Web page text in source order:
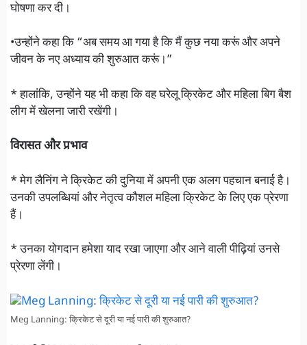
घोषणा कर दी।
•उन्होंने कहा कि “अब समय आ गया है कि मैं कुछ नया करूं और अपने
जीवन के नए अध्याय की शुरुआत करूं।”
* हालांकि, उन्होंने यह भी कहा कि वह घरेलू क्रिकेट और महिला बिग बैश
लीग में खेलना जारी रखेंगी।
विरासत और प्रभाव
* मेग लैनिंग ने क्रिकेट की दुनिया में अपनी एक अलग पहचान बनाई है।
उनकी उपलब्धियां और नेतृत्व कौशल महिला क्रिकेट के लिए एक प्रेरणा
हैं।
* उनका योगदान हमेशा याद रखा जाएगा और आने वाली पीढ़ियां उनसे
प्रेरणा लेंगी।
Meg Lanning: क्रिकेट से दूरी या नई पारी की शुरुआत?